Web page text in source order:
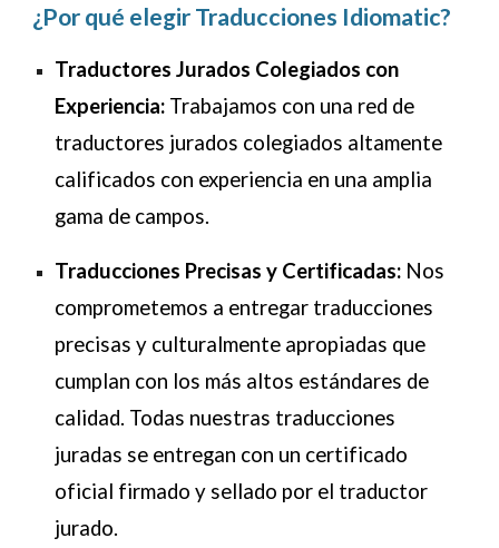
¿Por qué elegir Traducciones Idiomatic?
Traductores Jurados Colegiados con
Experiencia: Trabajamos con una red de
traductores jurados colegiados altamente
calificados con experiencia en una amplia
gama de campos.
Traducciones Precisas y Certificadas: Nos
comprometemos a entregar traducciones
precisas y culturalmente apropiadas que
cumplan con los más altos estándares de
calidad. Todas nuestras traducciones
juradas se entregan con un certificado
oficial firmado y sellado por el traductor
jurado.